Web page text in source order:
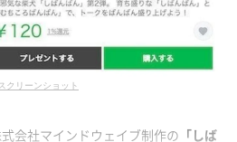
クリーンショット
会社マインドウェイブ制作の 「しば